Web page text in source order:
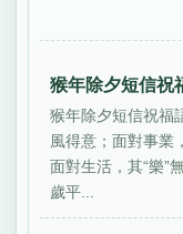
猴年除夕短信祝
猴年除夕短信祝福
風得意；面對事業
面對生活，其“樂”
歲平...